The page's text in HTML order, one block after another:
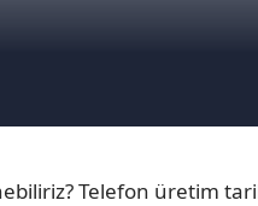
Telefon üretim